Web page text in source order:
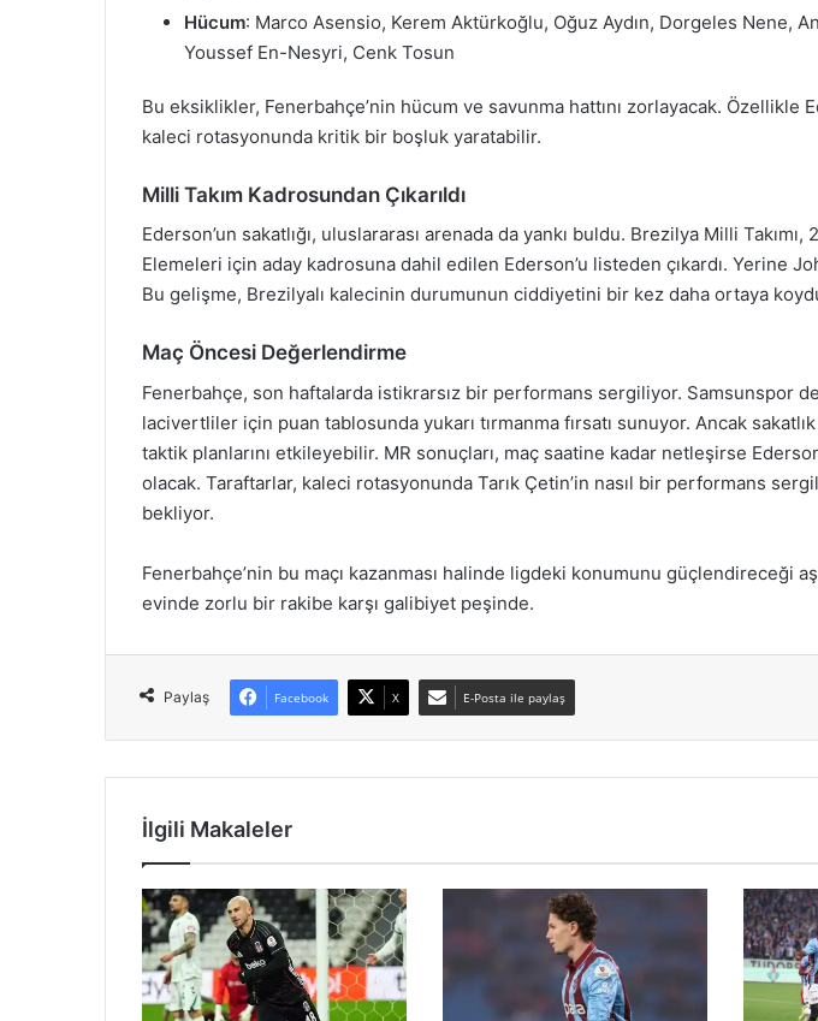
Hücum: Marco Asensio, Kerem Aktürkoğlu, Oğuz Aydın, Dorgeles Nene,
Youssef En-Nesyri, Cenk Tosun
Bu eksiklikler, Fenerbahçe’nin hücum ve savunma hattını zorlayacak. Özellikle
kaleci rotasyonunda kritik bir boşluk yaratabilir.
Milli Takım Kadrosundan Çıkarıldı
Ederson’un sakatlığı, uluslararası arenada da yankı buldu. Brezilya Milli Takımı,
Elemeleri için aday kadrosuna dahil edilen Ederson’u listeden çıkardı. Yerine
Bu gelişme, Brezilyalı kalecinin durumunun ciddiyetini bir kez daha ortaya
Maç Öncesi Değerlendirme
Fenerbahçe, son haftalarda istikrarsız bir performans sergiliyor. Samsunspor
lacivertliler için puan tablosunda yukarı tırmanma fırsatı sunuyor. Ancak
taktik planlarını etkileyebilir. MR sonuçları, maç saatine kadar netleşirse
olacak. Taraftarlar, kaleci rotasyonunda Tarık Çetin’in nasıl bir performans
bekliyor.
Fenerbahçe’nin bu maçı kazanması halinde ligdeki konumunu güçlendireceği
evinde zorlu bir rakibe karşı galibiyet peşinde.
Paylaş Facebook X E-Posta ile paylaş
İlgili Makaleler